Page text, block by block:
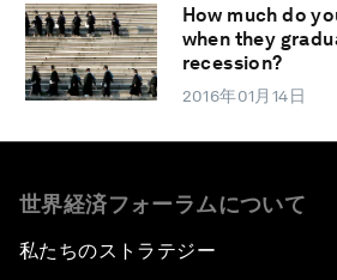
How much do
when they
recession?
2016年01月14日
世界経済フォーラムについて
私たちのストラテジー